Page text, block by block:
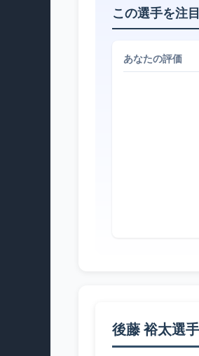
この選手を注
あなたの評価
後藤 裕太選